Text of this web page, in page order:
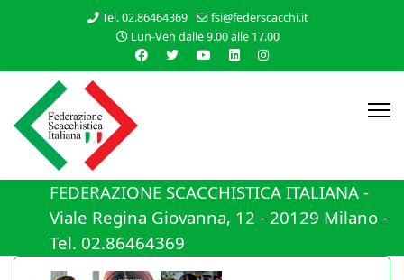
Tel. 02.86464369
fsi@federscacchi.it
Lun-Ven dalle 9.00 alle 17.00
FEDERAZIONE SCACCHISTICA ITALIANA -
Viale Regina Giovanna, 12 - 20129 Milano -
Tel. 02.86464369